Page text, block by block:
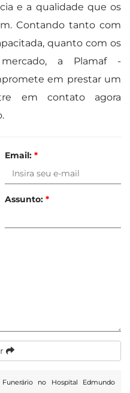
e a qualidade que os
Contando tanto com
quanto com os
a Plamaf -
em prestar um
em contato agora
Email: *
Assunto: *
no Hospital Edmundo